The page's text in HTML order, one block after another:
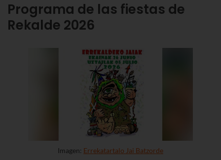
Programa de las fiestas de
Rekalde 2026
Imagen: Errekatartalo Jai Batzorde